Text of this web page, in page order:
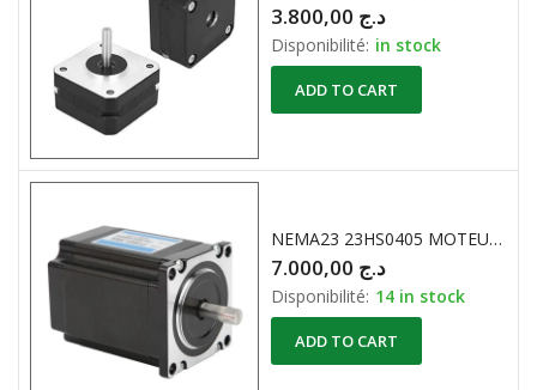
د.ج
Disponibilité: in stock
ADD TO CART
NEMA23 23HS0405 MOTEUR PAS A PAS 23HS 2 PHASES 24mH
د.ج
Disponibilité: 14 in stock
ADD TO CART